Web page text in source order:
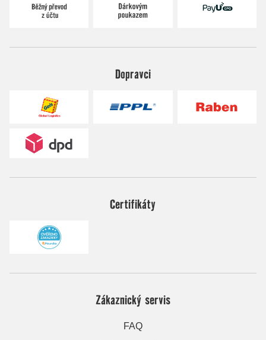
Dopravci
Certifikáty
Zákaznický servis
FAQ